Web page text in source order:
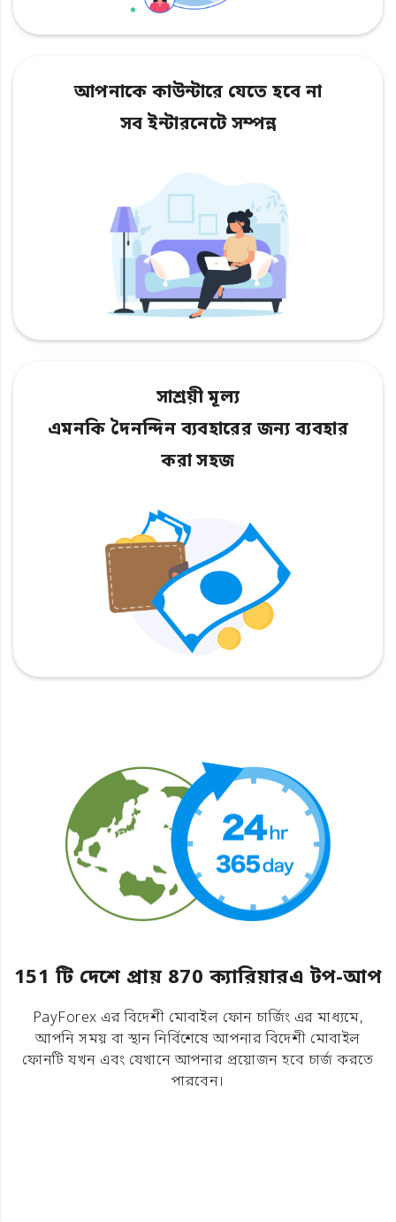
আপনাকে কাউন্টারে যেতে হবে না
সব ইন্টারনেটে সম্পন্ন
সাশ্রয়ী মূল্য
এমনকি দৈনন্দিন ব্যবহারের জন্য ব্যবহার
করা সহজ
151 টি দেশে প্রায় 870 ক্যারিয়ারএ টপ-আপ
PayForex এর বিদেশী মোবাইল ফোন চার্জিং এর মাধ্যমে,
আপনি সময় বা স্থান নির্বিশেষে আপনার বিদেশী মোবাইল
ফোনটি যখন এবং যেখানে আপনার প্রয়োজন হবে চার্জ করতে
পারবেন।